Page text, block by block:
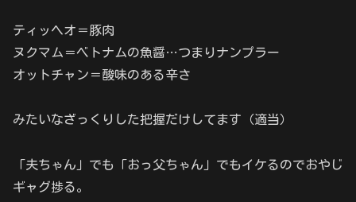
ティッヘオ＝豚肉
ヌクマム＝ベトナムの魚醤…つまりナンプラー
オットチャン＝酸味のある辛さ
みたいなざっくりした把握だけしてます（適当）
「夫ちゃん」でも「おっ父ちゃん」でもイケるのでおやじ
ギャグ捗る。